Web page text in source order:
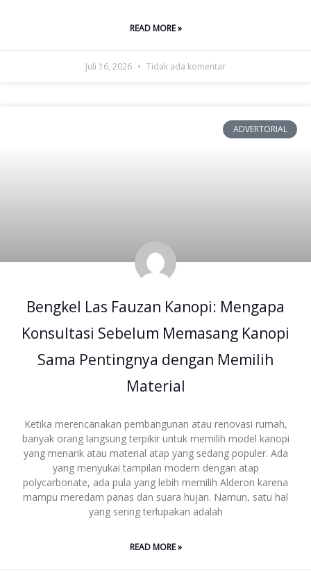
READ MORE »
Juli 16, 2026 Tidak ada komentar
ADVERTORIAL
Bengkel Las Fauzan Kanopi: Mengapa
Konsultasi Sebelum Memasang Kanopi
Sama Pentingnya dengan Memilih
Material
Ketika merencanakan pembangunan atau renovasi rumah,
banyak orang langsung terpikir untuk memilih model kanopi
yang menarik atau material atap yang sedang populer. Ada
yang menyukai tampilan modern dengan atap
polycarbonate, ada pula yang lebih memilih Alderon karena
mampu meredam panas dan suara hujan. Namun, satu hal
yang sering terlupakan adalah
READ MORE »